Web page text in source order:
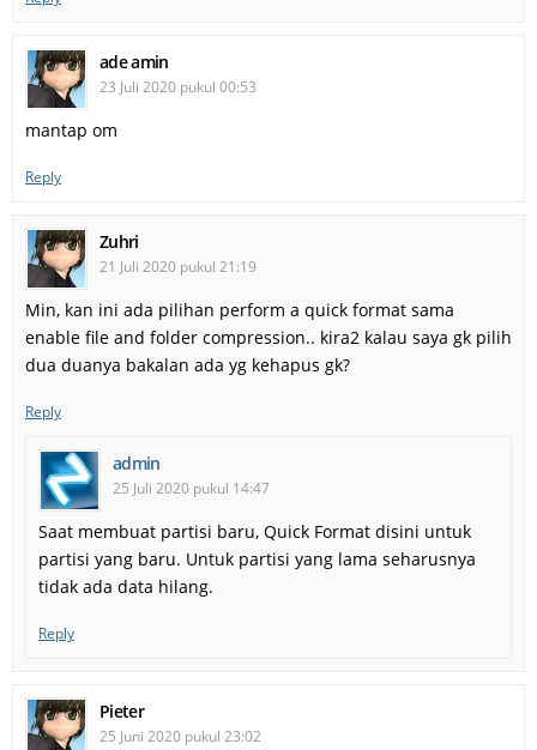
ade amin
23 Juli 2020 pukul 00:53
mantap om
Reply
Zuhri
21 Juli 2020 pukul 21:19
Min, kan ini ada pilihan perform a quick format sama
enable file and folder compression.. kira2 kalau saya gk pilih
dua duanya bakalan ada yg kehapus gk?
Reply
admin
25 Juli 2020 pukul 14:47
Saat membuat partisi baru, Quick Format disini untuk
partisi yang baru. Untuk partisi yang lama seharusnya
tidak ada data hilang.
Reply
Pieter
25 Juni 2020 pukul 23:02